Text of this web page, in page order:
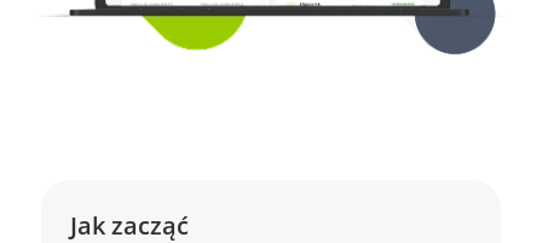
Jak zacząć